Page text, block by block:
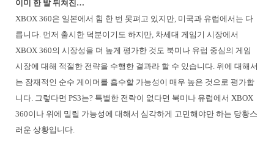
이미 한 발 뒤쳐진…
XBOX 360은 일본에서 힘 한 번 못펴고 있지만, 미국과 유럽에서는 다
릅니다. 먼저 출시한 덕분이기도 하지만, 차세대 게임기 시장에서
XBOX 360의 시장성을 더 높게 평가한 것도 북미나 유럽 중심의 게임
시장에 대해 적절한 전략을 수행한 결과라 할 수 있습니다. 위에 대해서
는 잠재적인 순수 게이머를 흡수할 가능성이 매우 높은 것으로 평가합
니다. 그렇다면 PS3는? 특별한 전략이 없다면 북미나 유럽에서 XBOX
360이나 위에 밀릴 가능성에 대해서 심각하게 고민해야만 하는 당황스
러운 상황입니다.